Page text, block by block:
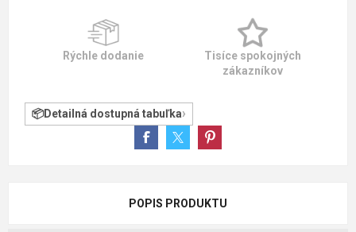
Rýchle dodanie
Tisíce spokojných
zákazníkov
Detailná dostupná tabuľka
POPIS PRODUKTU